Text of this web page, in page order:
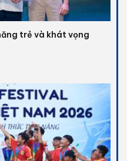
trẻ và khát vọng